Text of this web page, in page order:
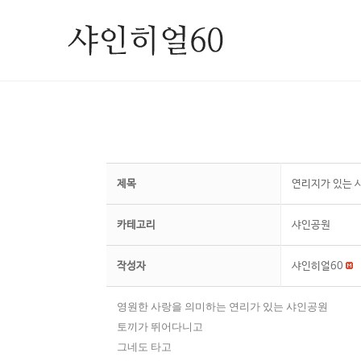
제목 연리지가 있는
카테고리 샤인공원
작성자 샤인히얼60
영원한 사랑을 의미하는 연리가 있는 샤인공원
토끼가 뛰어다니고
그네도 타고